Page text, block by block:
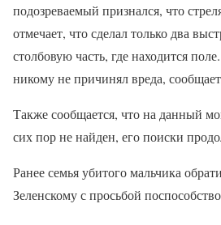
подозреваемый признался, что
отмечает, что сделал только два
столбовую часть, где находится
никому не причинял вреда,
Также сообщается, что на данный
сих пор не найден, его поиски
Ранее семья убитого мальчика
Зеленскому с просьбой